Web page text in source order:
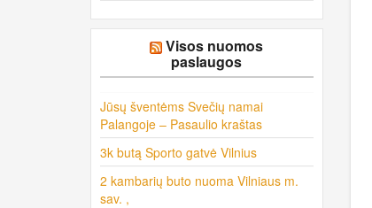
Visos nuomos
paslaugos
Jūsų šventėms Svečių namai
Palangoje – Pasaulio kraštas
3k butą Sporto gatvė Vilnius
2 kambarių buto nuoma Vilniaus m.
sav. ,